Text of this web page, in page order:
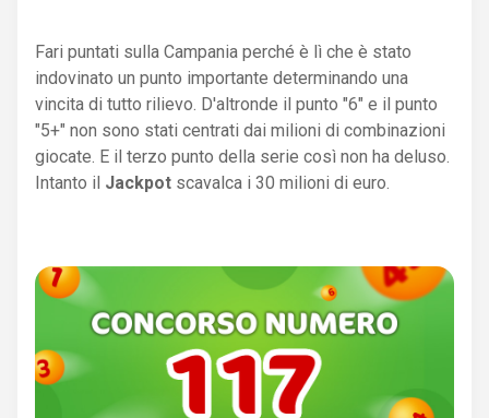
Fari puntati sulla Campania perché è lì che è stato
indovinato un punto importante determinando una
vincita di tutto rilievo. D'altronde il punto "6" e il punto
"5+" non sono stati centrati dai milioni di combinazioni
giocate. E il terzo punto della serie così non ha deluso.
Intanto il Jackpot scavalca i 30 milioni di euro.